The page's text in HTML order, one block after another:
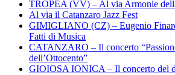
TROPEA (VV) – Al via Armonie
Al via il Catanzaro Jazz Fest
GIMIGLIANO (CZ) – Eugenio
Fatti di Musica
CATANZARO – Il concerto
dell’Ottocento”
GIOIOSA IONICA – Il concerto del